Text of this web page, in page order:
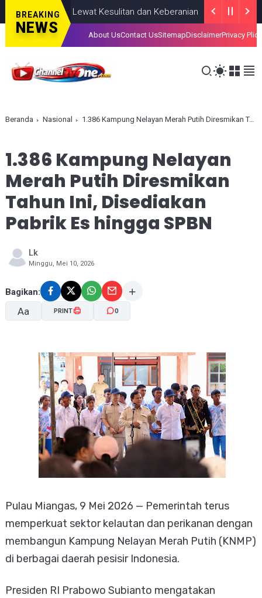
BREAKING
NEWS
Lahir Lewat Kesulitan dan Keberanian NASIONALAUGUST
About UsContact UsSitemapDisclaimerPrivacy Plice
Beranda Nasional 1.386 Kampung Nelayan Merah Putih Diresmikan Tahun Ini, Disediakan Pabrik Es hingga SPBN
1.386 Kampung Nelayan
Merah Putih Diresmikan
Tahun Ini, Disediakan
Pabrik Es hingga SPBN
Lk
Minggu, Mei 10, 2026
Bagikan:
Aa
A- A+
PRINT 0
Pulau Miangas, 9 Mei 2026 — Pemerintah terus
memperkuat sektor kelautan dan perikanan dengan
membangun Kampung Nelayan Merah Putih (KNMP)
di berbagai daerah pesisir Indonesia.
Presiden RI Prabowo Subianto mengatakan